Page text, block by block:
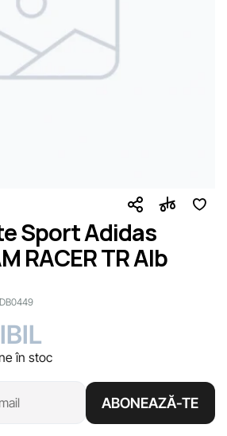
Sport Adidas
RACER TR Alb
DB0449
în stoc
ABONEAZĂ-TE